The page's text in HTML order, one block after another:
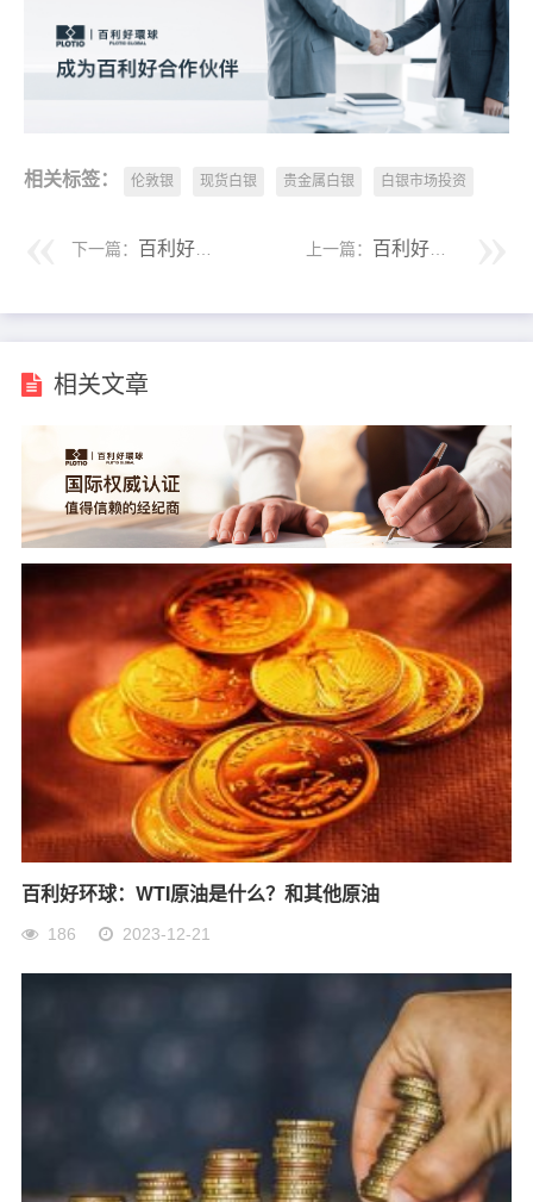
相关标签： 伦敦银 现货白银 贵金属白银 白银市场投资
下一篇： 百利好：伦敦银投资被套了怎么办？ 上一篇： 百利好：伦敦银投资如何开户风险低？
相关文章
百利好环球：WTI原油是什么？和其他原油
186 2023-12-21